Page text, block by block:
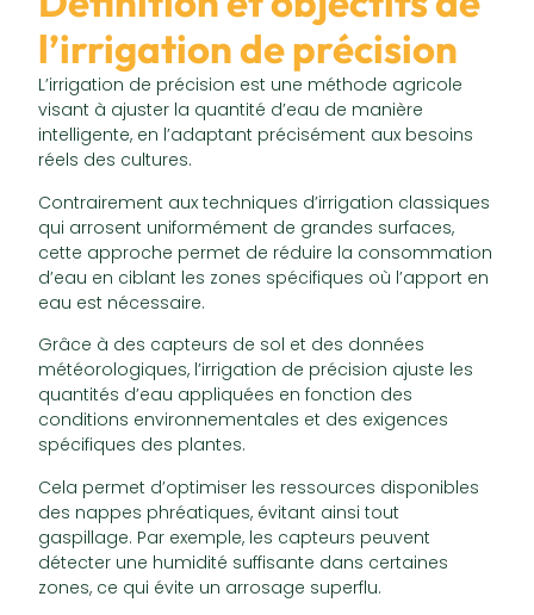
l’irrigation de précision
L’irrigation de précision est une méthode agricole
visant à ajuster la quantité d’eau de manière
intelligente, en l’adaptant précisément aux besoins
réels des cultures.
Contrairement aux techniques d’irrigation classiques
qui arrosent uniformément de grandes surfaces,
cette approche permet de réduire la consommation
d’eau en ciblant les zones spécifiques où l’apport en
eau est nécessaire.
Grâce à des capteurs de sol et des données
météorologiques, l’irrigation de précision ajuste les
quantités d’eau appliquées en fonction des
conditions environnementales et des exigences
spécifiques des plantes.
Cela permet d’optimiser les ressources disponibles
des nappes phréatiques, évitant ainsi tout
gaspillage. Par exemple, les capteurs peuvent
détecter une humidité suffisante dans certaines
zones, ce qui évite un arrosage superflu.